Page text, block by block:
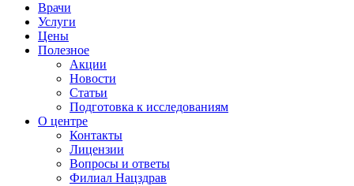
Врачи
Услуги
Цены
Полезное
Акции
Новости
Статьи
Подготовка к исследованиям
О центре
Контакты
Лицензии
Вопросы и ответы
Филиал Нацздрав